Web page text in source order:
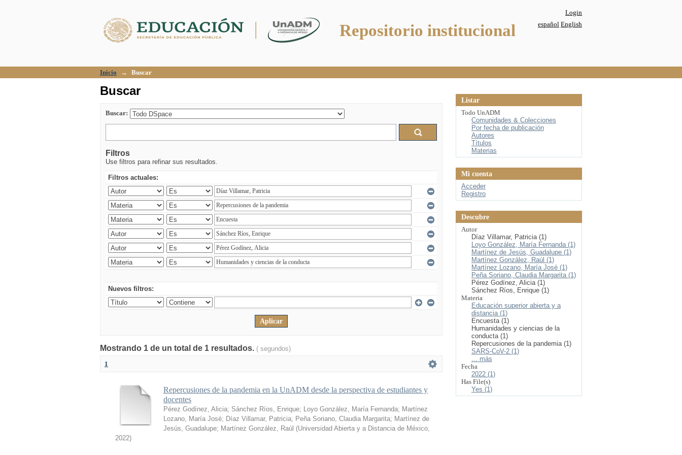
Repositorio institucional
Login
español English
Inicio → Buscar
Buscar
Buscar:
Filtros
Use filtros para refinar sus resultados.
Filtros actuales:
Nuevos filtros:
Mostrando 1 de un total de 1 resultados. ( segundos)
1
Repercusiones de la pandemia en la UnADM desde la perspectiva de estudiantes y
docentes
Pérez Godínez, Alicia; Sánchez Ríos, Enrique; Loyo González, María Fernanda; Martínez
Lozano, María José; Díaz Villamar, Patricia; Peña Soriano, Claudia Margarita; Martínez de
Jesús, Guadalupe; Martínez González, Raúl (Universidad Abierta y a Distancia de México,
2022)
Listar
Todo UnADM
Comunidades & Colecciones
Por fecha de publicación
Autores
Títulos
Materias
Mi cuenta
Acceder
Registro
Descubre
Autor
Díaz Villamar, Patricia (1)
Loyo González, María Fernanda (1)
Martínez de Jesús, Guadalupe (1)
Martínez González, Raúl (1)
Martínez Lozano, María José (1)
Peña Soriano, Claudia Margarita (1)
Pérez Godínez, Alicia (1)
Sánchez Ríos, Enrique (1)
Materia
Educación superior abierta y a
distancia (1)
Encuesta (1)
Humanidades y ciencias de la
conducta (1)
Repercusiones de la pandemia (1)
SARS-CoV-2 (1)
... más
Fecha
2022 (1)
Has File(s)
Yes (1)